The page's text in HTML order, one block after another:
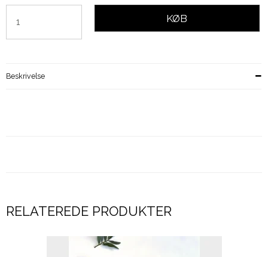
KØB
Beskrivelse
RELATEREDE PRODUKTER